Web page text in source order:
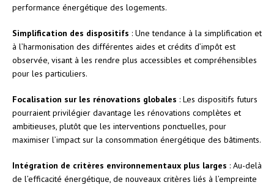
performance énergétique des logements.
Simplification des dispositifs : Une tendance à la simplification et
à l’harmonisation des différentes aides et crédits d’impôt est
observée, visant à les rendre plus accessibles et compréhensibles
pour les particuliers.
Focalisation sur les rénovations globales : Les dispositifs futurs
pourraient privilégier davantage les rénovations complètes et
ambitieuses, plutôt que les interventions ponctuelles, pour
maximiser l’impact sur la consommation énergétique des bâtiments.
Intégration de critères environnementaux plus larges : Au-delà
de l’efficacité énergétique, de nouveaux critères liés à l’empreinte